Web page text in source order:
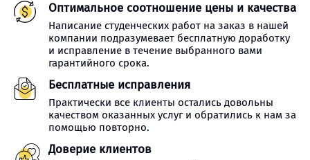
Оптимальное соотношение цены и качества
Написание студенческих работ на заказ в нашей
компании подразумевает бесплатную доработку
и исправление в течение выбранного вами
гарантийного срока.
Бесплатные исправления
Практически все клиенты остались довольны
качеством оказанных услуг и обратились к нам за
помощью повторно.
Доверие клиентов